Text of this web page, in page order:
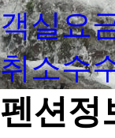
객실요
취소수
펜션정